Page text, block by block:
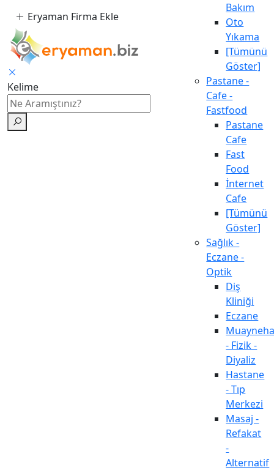
Eryaman Firma Ekle
Kelime
Bakım
Oto
Yıkama
[Tümünü
Göster]
Pastane -
Cafe -
Fastfood
Pastane
Cafe
Fast
Food
İnternet
Cafe
[Tümünü
Göster]
Sağlık -
Eczane -
Optik
Diş
Kliniği
Eczane
- Fizik -
Diyaliz
Hastane
- Tıp
Merkezi
Masaj -
Refakat
-
Alternatif